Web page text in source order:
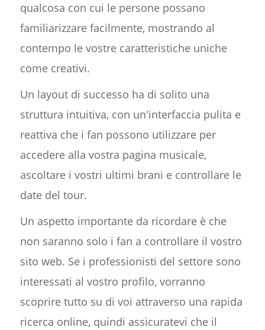
qualcosa con cui le persone possano
familiarizzare facilmente, mostrando al
contempo le vostre caratteristiche uniche
come creativi.
Un layout di successo ha di solito una
struttura intuitiva, con un'interfaccia pulita e
reattiva che i fan possono utilizzare per
accedere alla vostra pagina musicale,
ascoltare i vostri ultimi brani e controllare le
date del tour.
Un aspetto importante da ricordare è che
non saranno solo i fan a controllare il vostro
sito web. Se i professionisti del settore sono
interessati al vostro profilo, vorranno
scoprire tutto su di voi attraverso una rapida
ricerca online, quindi assicuratevi che il